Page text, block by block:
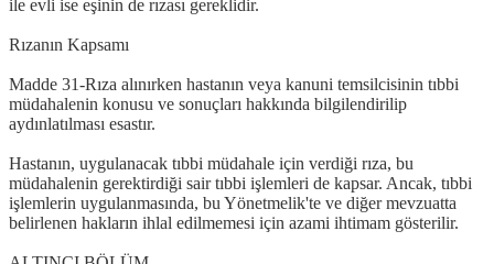
ile evli ise eşinin de rızası gereklidir.
Rızanın Kapsamı
Madde 31-Rıza alınırken hastanın veya kanuni temsilcisinin tıbbi
müdahalenin konusu ve sonuçları hakkında bilgilendirilip
aydınlatılması esastır.
Hastanın, uygulanacak tıbbi müdahale için verdiği rıza, bu
müdahalenin gerektirdiği sair tıbbi işlemleri de kapsar. Ancak, tıbbi
işlemlerin uygulanmasında, bu Yönetmelik'te ve diğer mevzuatta
belirlenen hakların ihlal edilmemesi için azami ihtimam gösterilir.